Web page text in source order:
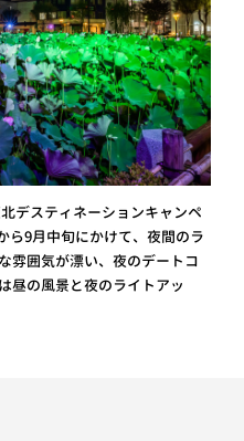
デスティネーションキャンペ
ら9月中旬にかけて、夜間のラ
囲気が漂い、夜のデートコ
昼の風景と夜のライトアッ